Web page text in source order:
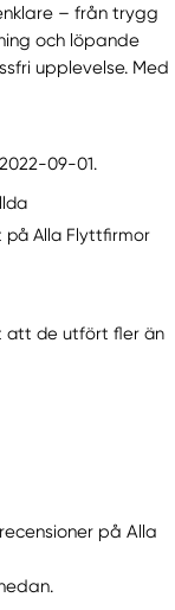
– från trygg
och löpande
upplevelse. Med
09-01.
på Alla Flyttfirmor
att de utfört fler än
på Alla